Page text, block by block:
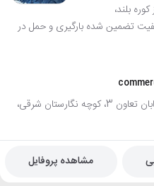
بلند،
تضمین شده بارگیری و حمل در
اصفهان، سپاهان شهر، بلوار غدیر، خیابان تعاون 3، کوچه نگارستان شرقی،
مشاهده پروفایل